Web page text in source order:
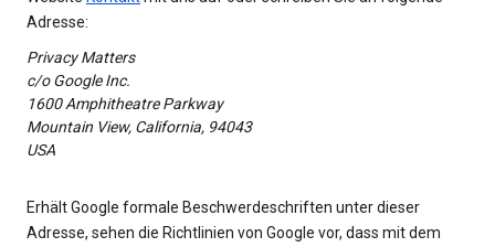
Adresse:
Privacy Matters
c/o Google Inc.
1600 Amphitheatre Parkway
Mountain View, California, 94043
USA
Erhält Google formale Beschwerdeschriften unter dieser
Adresse, sehen die Richtlinien von Google vor, dass mit dem